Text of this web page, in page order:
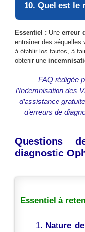
10. Quel est le
Essentiel : Une erreur
entraîner des séquelles
à établir les fautes, à
obtenir une
FAQ rédigée
l’Indemnisation des
d’assistance
d’erreurs de
Questions
diagnostic
Essentiel à
Nature